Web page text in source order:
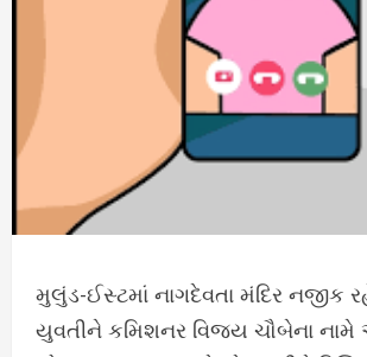
મુલુંડ-ઈસ્ટમાં નાગદેવતા મંદિર નજીક
યુવતીને કમિશનર વિજય ચૌબેના